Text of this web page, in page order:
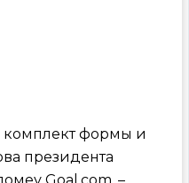
комплект формы и
президента
Goal.com. –